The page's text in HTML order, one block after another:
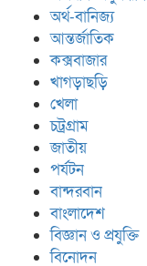
অর্থ-বানিজ্য
আন্তর্জাতিক
কক্সবাজার
খাগড়াছড়ি
খেলা
চট্রগ্রাম
জাতীয়
পর্যটন
বান্দরবান
বাংলাদেশ
বিজ্ঞান ও প্রযুক্তি
বিনোদন